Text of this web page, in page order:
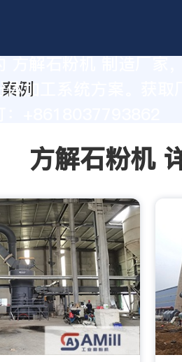
加工系统方案。获取
方解石粉机